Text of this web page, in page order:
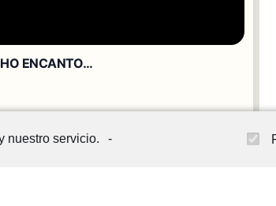
nuestro servicio. -